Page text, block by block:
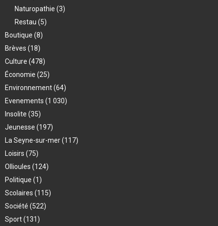
Naturopathie (3)
Restau (5)
Boutique (8)
Brèves (18)
Culture (478)
Économie (25)
Environnement(64)
Evenements (1 030)
Insolite (35)
Jeunesse (197)
La Seyne-sur-mer(117)
Loisirs (75)
Ollioules (124)
Politique (1)
Scolaires (115)
Société (522)
Sport(131)